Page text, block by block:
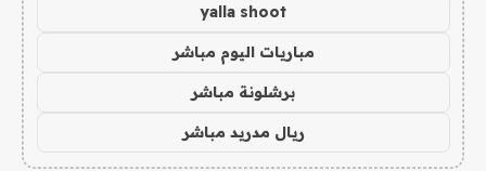
yalla shoot
مباريات اليوم مباشر
برشلونة مباشر
ريال مدريد مباشر